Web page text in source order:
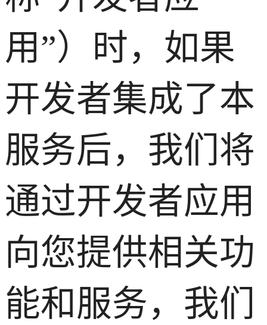
用”）时，如果
开发者集成了本
服务后，我们将
通过开发者应用
向您提供相关功
能和服务，我们